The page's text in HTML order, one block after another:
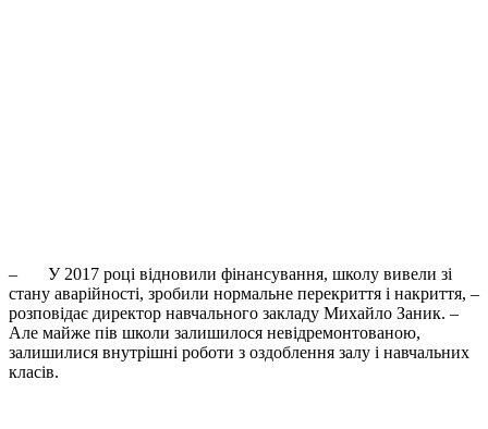
–
У 2017 році відновили фінансування, школу вивели зі
стану аварійності, зробили нормальне перекриття і накриття, –
розповідає директор навчального закладу Михайло Заник. –
Але майже пів школи залишилося невідремонтованою,
залишилися внутрішні роботи з оздоблення залу і навчальних
класів.